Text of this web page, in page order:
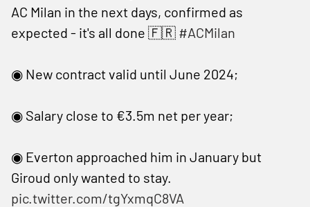
AC Milan in the next days, confirmed as
expected - it's all done 🇫🇷 #ACMilan
◉ New contract valid until June 2024;
◉ Salary close to €3.5m net per year;
◉ Everton approached him in January but
Giroud only wanted to stay.
pic.twitter.com/tgYxmqC8VA